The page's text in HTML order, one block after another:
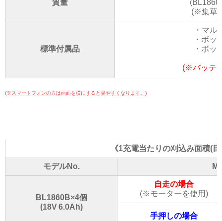
質量
(※集草
標準付属品
・マル
・ボッ
・ボッ
(※バッテ
(※スマートフォンの方は画面を横にすると見やすくなります。 )
《1充電当たりの刈込み面積(
モデルNo.
BL1860B×4個
(18V 6.0Ah)
自走の場合
(※モーターを使用)
手押しの場合